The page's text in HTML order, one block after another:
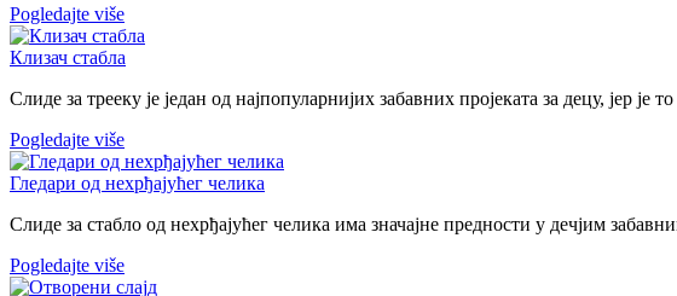
Pogledajte više
Клизач стабла
Слиде за трееку је један од најпопуларнијих забавних пројеката за децу, јер је
Pogledajte više
Гледари од нехрђајућег челика
Слиде за стабло од нехрђајућег челика има значајне предности у дечјим
Pogledajte više